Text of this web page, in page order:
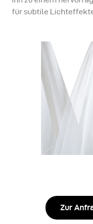
für subtile
Zur